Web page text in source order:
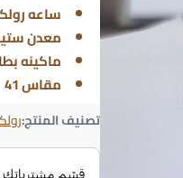
ساعه
معدن
ماكينه
مقاس 41
تصنيف المنتج: